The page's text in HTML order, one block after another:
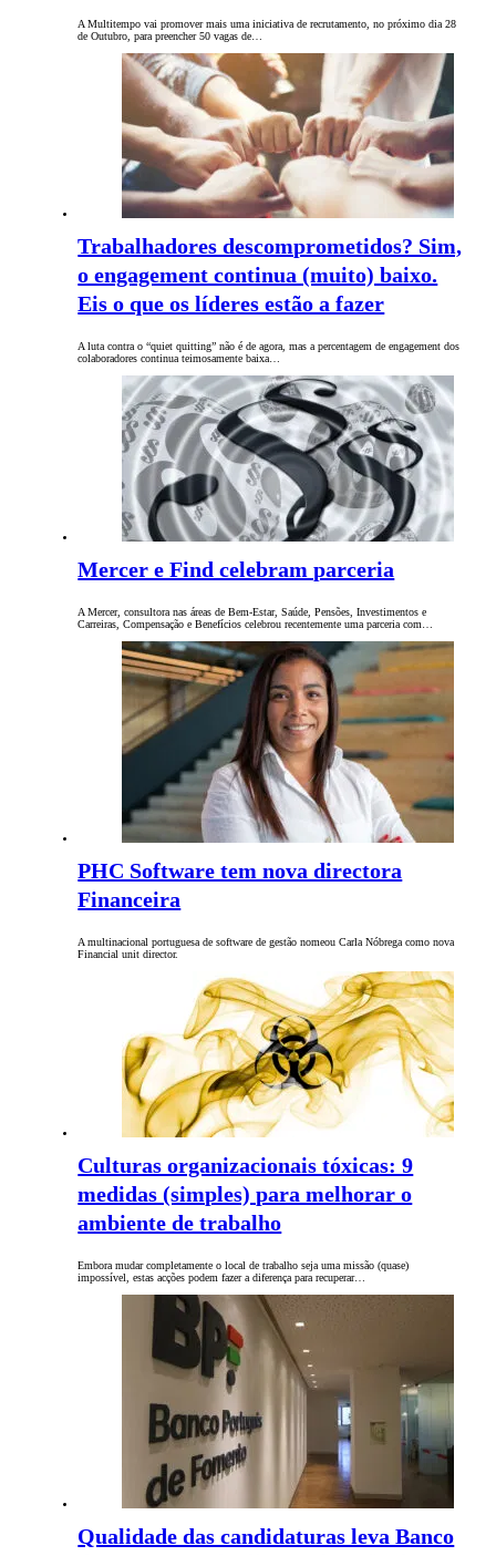
A Multitempo vai promover mais uma iniciativa de recrutamento, no próximo dia 28
de Outubro, para preencher 50 vagas de…
Trabalhadores descomprometidos? Sim,
o engagement continua (muito) baixo.
Eis o que os líderes estão a fazer
A luta contra o “quiet quitting” não é de agora, mas a percentagem de engagement dos
colaboradores continua teimosamente baixa…
Mercer e Find celebram parceria
A Mercer, consultora nas áreas de Bem-Estar, Saúde, Pensões, Investimentos e
Carreiras, Compensação e Benefícios celebrou recentemente uma parceria com…
PHC Software tem nova directora
Financeira
A multinacional portuguesa de software de gestão nomeou Carla Nóbrega como nova
Financial unit director.
Culturas organizacionais tóxicas: 9
medidas (simples) para melhorar o
ambiente de trabalho
Embora mudar completamente o local de trabalho seja uma missão (quase)
impossível, estas acções podem fazer a diferença para recuperar…
Qualidade das candidaturas leva Banco